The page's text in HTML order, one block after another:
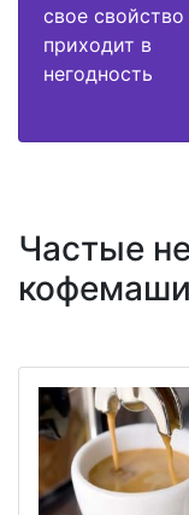
свое свойство
приходит в
негодность
Частые